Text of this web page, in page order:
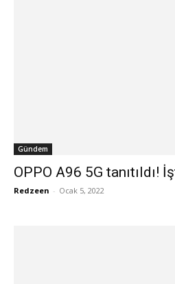
Gündem
OPPO A96 5G tanıtıldı!
Redzeen - Ocak 5, 2022